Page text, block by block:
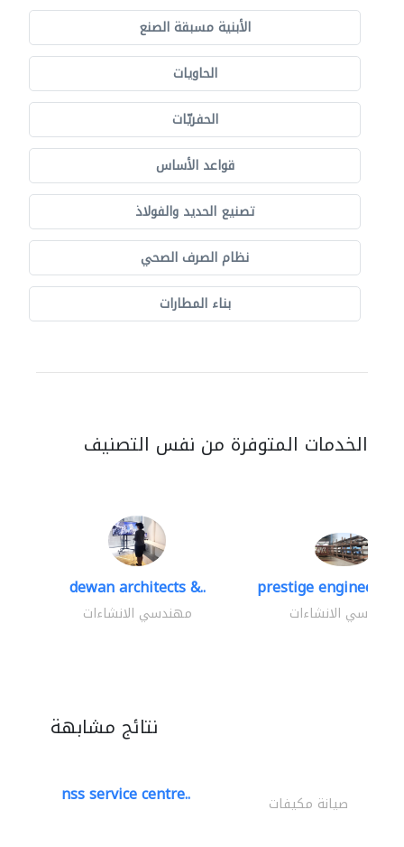
الأبنية مسبقة الصنع
الحاويات
الحفريّات
قواعد الأساس
تصنيع الحديد والفولاذ
نظام الصرف الصحي
بناء المطارات
الخدمات المتوفرة من نفس التصنيف
dewan architects &..
مهندسي الانشاءات
prestige
مهندسي الانشاءات
نتائج مشابهة
nss service centre.. صيانة مكيفات